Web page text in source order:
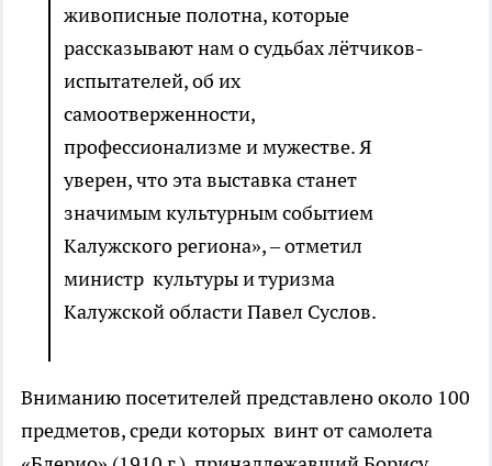
живописные полотна, которые
рассказывают нам о судьбах лётчиков-
испытателей, об их
самоотверженности,
профессионализме и мужестве. Я
уверен, что эта выставка станет
значимым культурным событием
Калужского региона», – отметил
министр культуры и туризма
Калужской области Павел Суслов.
Вниманию посетителей представлено около 100
предметов, среди которых винт от самолета